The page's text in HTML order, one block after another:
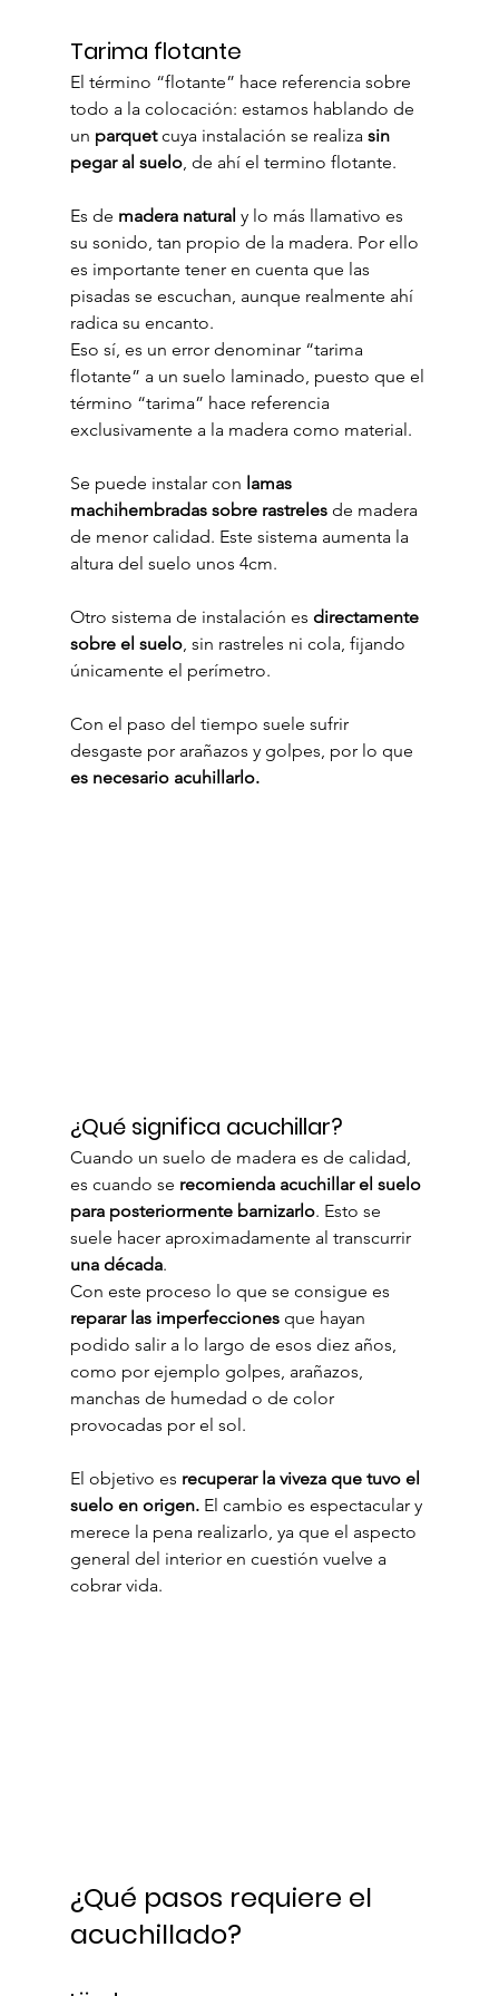
Tarima flotante
El término “flotante” hace referencia sobre
todo a la colocación: estamos hablando de
un parquet cuya instalación se realiza sin
pegar al suelo, de ahí el termino flotante.
Es de madera natural y lo más llamativo es
su sonido, tan propio de la madera. Por ello
es importante tener en cuenta que las
pisadas se escuchan, aunque realmente ahí
radica su encanto.
Eso sí, es un error denominar “tarima
flotante” a un suelo laminado, puesto que el
término “tarima” hace referencia
exclusivamente a la madera como material.
Se puede instalar con lamas
machihembradas sobre rastreles de madera
de menor calidad. Este sistema aumenta la
altura del suelo unos 4cm.
Otro sistema de instalación es directamente
sobre el suelo, sin rastreles ni cola, fijando
únicamente el perímetro.
Con el paso del tiempo suele sufrir
desgaste por arañazos y golpes, por lo que
es necesario acuhillarlo.
¿Qué significa acuchillar?
Cuando un suelo de madera es de calidad,
es cuando se recomienda acuchillar el suelo
para posteriormente barnizarlo. Esto se
suele hacer aproximadamente al transcurrir
una década.
Con este proceso lo que se consigue es
reparar las imperfecciones que hayan
podido salir a lo largo de esos diez años,
como por ejemplo golpes, arañazos,
manchas de humedad o de color
provocadas por el sol.
El objetivo es recuperar la viveza que tuvo el
suelo en origen. El cambio es espectacular y
merece la pena realizarlo, ya que el aspecto
general del interior en cuestión vuelve a
cobrar vida.
¿Qué pasos requiere el
acuchillado?